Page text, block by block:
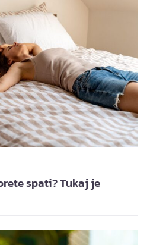
spati? Tukaj je